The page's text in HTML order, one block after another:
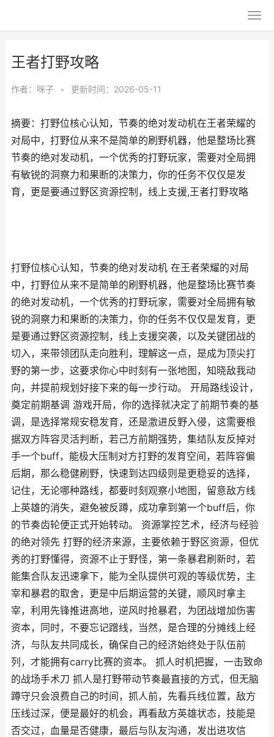
王者打野攻略
作者： 咪子 • 更新时间：2026-05-11
摘要：打野位核心认知，节奏的绝对发动机在王者荣耀的
对局中，打野位从来不是简单的刷野机器，他是整场比赛
节奏的绝对发动机，一个优秀的打野玩家，需要对全局拥
有敏锐的洞察力和果断的决策力，你的任务不仅仅是发
育，更是要通过野区资源控制，线上支援,王者打野攻略
打野位核心认知，节奏的绝对发动机 在王者荣耀的对局
中，打野位从来不是简单的刷野机器，他是整场比赛节奏
的绝对发动机，一个优秀的打野玩家，需要对全局拥有敏
锐的洞察力和果断的决策力，你的任务不仅仅是发育，更
是要通过野区资源控制，线上支援突袭，以及关键团战的
切入，来带领团队走向胜利，理解这一点，是成为顶尖打
野的第一步，这要求你心中时刻有一张地图，知晓敌我动
向，并提前规划好接下来的每一步行动。 开局路线设计，
奠定前期基调 游戏开局，你的选择就决定了前期节奏的基
调，是选择常规安稳发育，还是激进反野入侵，这需要根
据双方阵容灵活判断，若己方前期强势，集结队友反掉对
手一个buff，能极大压制对方打野的发育空间，若阵容偏
后期，那么稳健刷野，快速到达四级则是更稳妥的选择，
记住，无论哪种路线，都要时刻观察小地图，留意敌方线
上英雄的消失，避免被反蹲，成功拿到第一个buff后，你
的节奏齿轮便正式开始转动。 资源掌控艺术，经济与经验
的绝对领先 打野的经济来源，主要依赖于野区资源，但优
秀的打野懂得，资源不止于野怪，第一条暴君刷新时，若
能集合队友迅速拿下，能为全队提供可观的等级优势，主
宰和暴君的取舍，更是中后期运营的关键，顺风时拿主
宰，利用先锋推进高地，逆风时抢暴君，为团战增加伤害
资本，同时，不要忘记蹭线，当然，是合理的分摊线上经
济，与队友共同成长，确保自己的经济始终处于队伍前
列，才能拥有carry比赛的资本。 抓人时机把握，一击致命
的战场手术刀 抓人是打野带动节奏最直接的方式，但无脑
蹲守只会浪费自己的时间，抓人前，先看兵线位置，敌方
压线过深，便是最好的机会，再看敌方英雄状态，技能是
否交过，血量是否健康，最后与队友沟通，发出进攻信